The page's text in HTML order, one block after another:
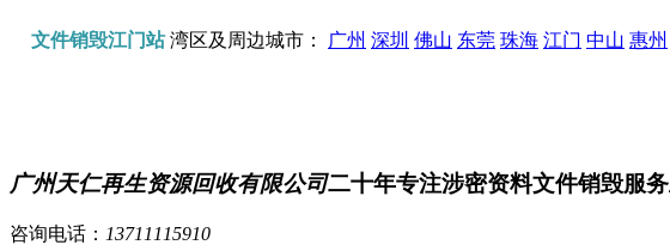
文件销毁江门站湾区及周边城市： 广州 深圳 佛山 东莞 珠海 江门 中山 惠州
广州天仁再生资源回收有限公司二十年专注涉密资料文件销毁服务
咨询电话： 13711115910